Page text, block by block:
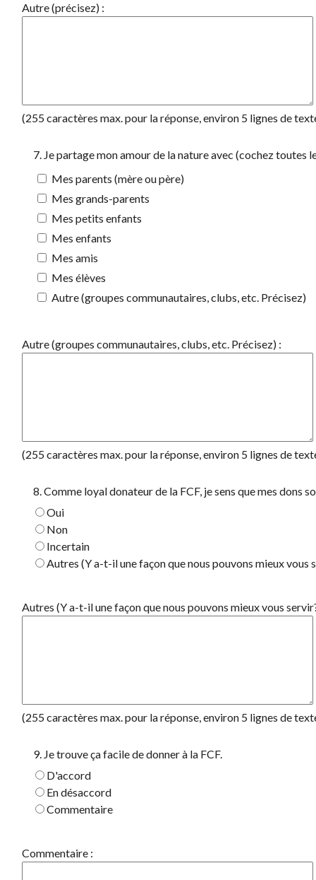
Autre (précisez) :
(255 caractères max. pour la réponse, environ 5 lignes de
7. Je partage mon amour de la nature avec (cochez toutes
Mes parents (mère ou père)
Mes grands-parents
Mes petits enfants
Mes enfants
Mes amis
Mes élèves
Autre (groupes communautaires, clubs, etc. Précisez)
Autre (groupes communautaires, clubs, etc. Précisez) :
(255 caractères max. pour la réponse, environ 5 lignes de
8. Comme loyal donateur de la FCF, je sens que mes dons
Oui
Non
Incertain
Autres (Y a-t-il une façon que nous pouvons mieux vous
Autres (Y a-t-il une façon que nous pouvons mieux vous
(255 caractères max. pour la réponse, environ 5 lignes de
9. Je trouve ça facile de donner à la FCF.
D'accord
En désaccord
Commentaire
Commentaire :